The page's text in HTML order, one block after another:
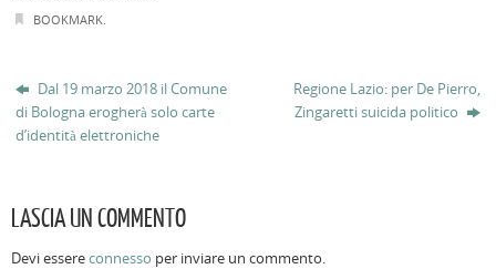
BOOKMARK.
Dal 19 marzo 2018 il Comune
di Bologna erogherà solo carte
d’identità elettroniche
Regione Lazio: per De Pierro,
Zingaretti suicida politico
LASCIA UN COMMENTO
Devi essereconnesso per inviare un commento.